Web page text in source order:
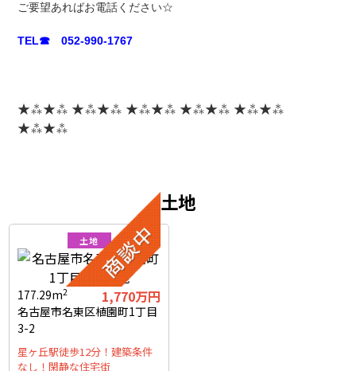
ご要望あればお電話ください☆
TEL☎ 052-990-1767
★⁂★⁂ ★⁂★⁂ ★⁂★⁂ ★⁂★⁂ ★⁂★⁂
★⁂★⁂
土地
土地
177.29m2 1,770万円
名古屋市名東区植園町1丁目
3-2
星ヶ丘駅徒歩12分！建築条件
なし！閑静な住宅街